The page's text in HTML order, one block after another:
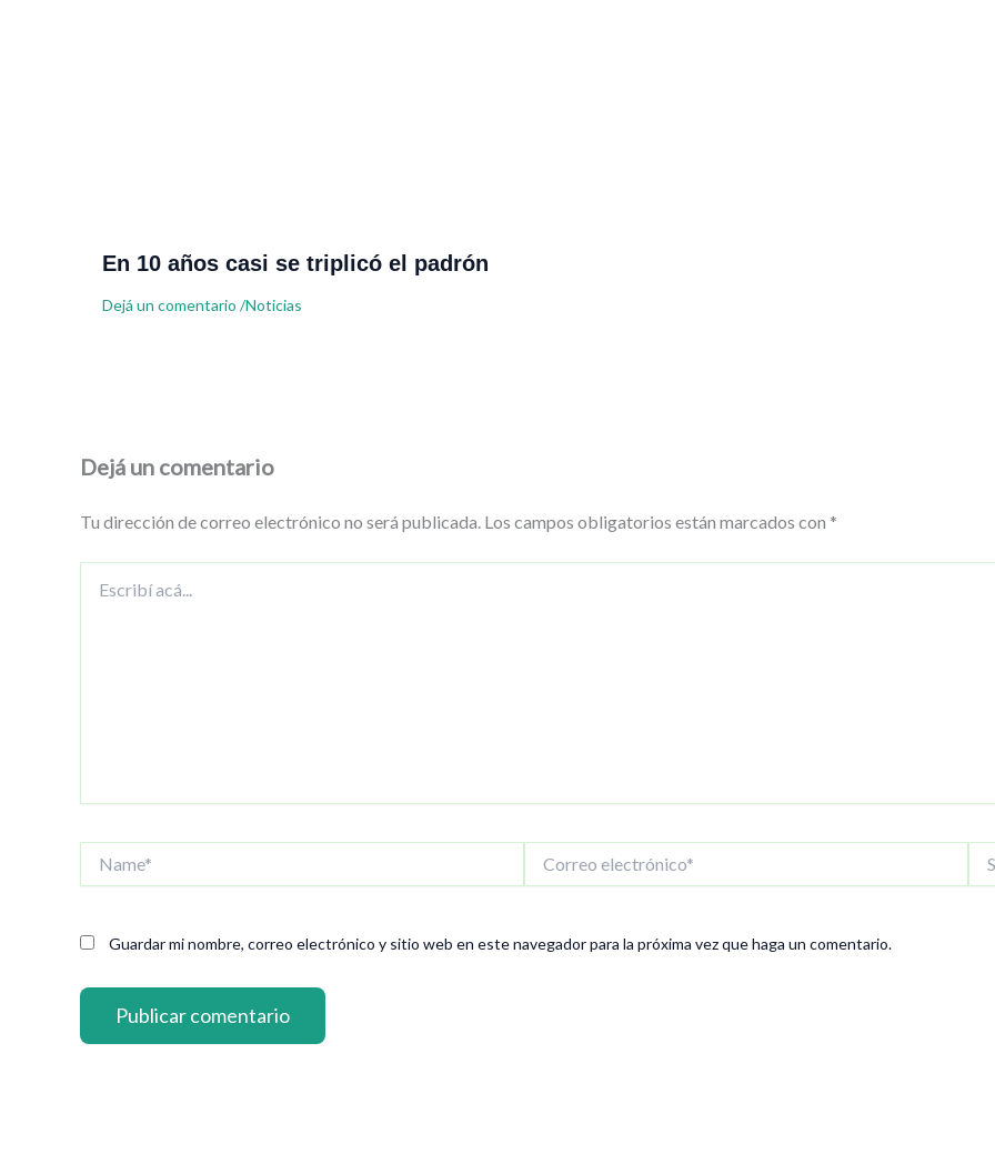
En 10 años casi se triplicó el padrón
Dejá un comentario /Noticias
Dejá un comentario
Tu dirección de correo electrónico no será publicada. Los campos obligatorios están marcados con *
acá...
electrónico*
Guardar mi nombre, correo electrónico y sitio web en este navegador para la próxima vez que haga un comentario.